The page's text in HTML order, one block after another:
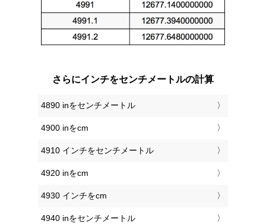
さらにインチをセンチメートルの計算
4890 inをセンチメートル
4900 inをcm
4910 インチをセンチメートル
4920 inをcm
4930 インチをcm
4940 inをセンチメートル